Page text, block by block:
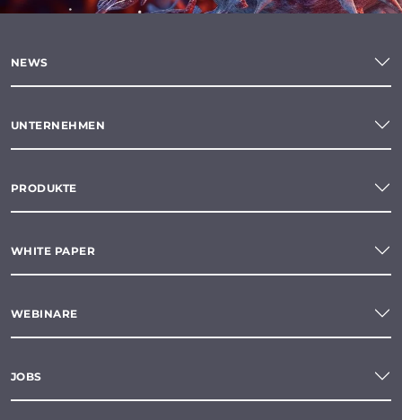
NEWS
UNTERNEHMEN
PRODUKTE
WHITE PAPER
WEBINARE
JOBS